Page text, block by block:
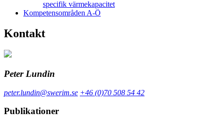
specifik värmekapacitet
Kompetensområden A-Ö
Kontakt
Peter Lundin
peter.lundin@swerim.se +46 (0)70 508 54 42
Publikationer